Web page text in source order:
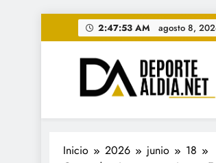
al
contenido
2:47:55 AM agosto 8,
• DEPORTE
www.deportealdia.net
Inicio 2026 junio
18